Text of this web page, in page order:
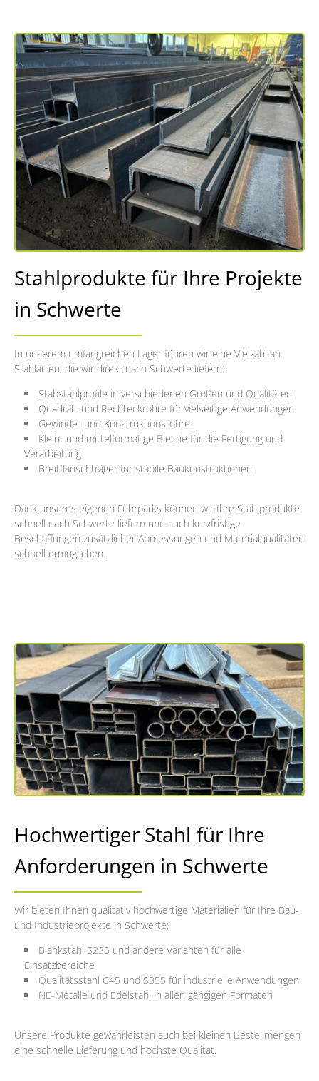
Stahlprodukte für Ihre Projekte
in Schwerte
In unserem umfangreichen Lager führen wir eine Vielzahl an
Stahlarten, die wir direkt nach Schwerte liefern:
Stabstahlprofile in verschiedenen Größen und Qualitäten
Quadrat- und Rechteckrohre für vielseitige Anwendungen
Gewinde- und Konstruktionsrohre
Klein- und mittelformatige Bleche für die Fertigung und
Verarbeitung
Breitflanschträger für stabile Baukonstruktionen
Dank unseres eigenen Fuhrparks können wir Ihre Stahlprodukte
schnell nach Schwerte liefern und auch kurzfristige
Beschaffungen zusätzlicher Abmessungen und Materialqualitäten
schnell ermöglichen.
Hochwertiger Stahl für Ihre
Anforderungen in Schwerte
Wir bieten Ihnen qualitativ hochwertige Materialien für Ihre Bau-
und Industrieprojekte in Schwerte:
Blankstahl S235 und andere Varianten für alle
Einsatzbereiche
Qualitätsstahl C45 und S355 für industrielle Anwendungen
NE-Metalle und Edelstahl in allen gängigen Formaten
Unsere Produkte gewährleisten auch bei kleinen Bestellmengen
eine schnelle Lieferung und höchste Qualität.